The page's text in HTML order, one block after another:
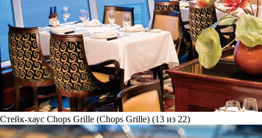
Стейк-хаус Chops Grille (Chops Grille) (13 из 22)